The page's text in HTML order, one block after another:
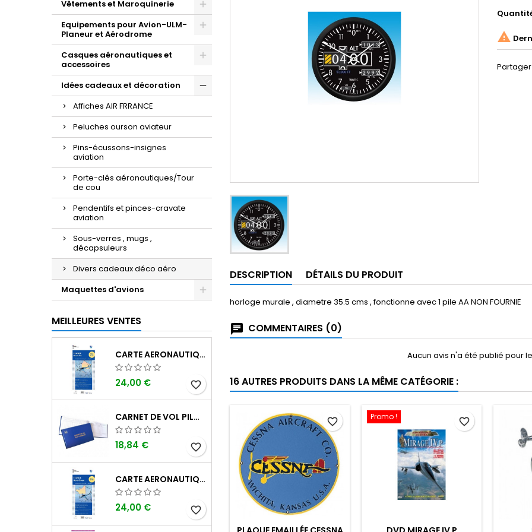
Vêtements et Maroquinerie
Equipements pour Avion-ULM-
Planeur et Aérodrome
Casques aéronautiques et
accessoires
Idées cadeaux et décoration
Affiches AIR FRRANCE
Peluches ourson aviateur
Pins-écussons-insignes
aviation
Porte-clés aéronautiques/Tour
de cou
Pendentifs et pinces-cravate
aviation
Sous-verres , mugs ,
décapsuleurs
Divers cadeaux déco aéro
Maquettes d'avions
MEILLEURES VENTES
CARTE AERONAUTIQUE OACI SIA FRANCE NORD EST 2026 AU 1/500 000
24,00 € favorite_border
CARNET DE VOL PILOTE EASA "AVIONS/HÉLICOPTÈRES" DGAC
18,84 € favorite_border
CARTE AERONAUTIQUE OACI SIA FRANCE NORD OUEST 2026 AU 1/500 000
24,00 € favorite_border

Partager
DESCRIPTION DÉTAILS DU PRODUIT
horloge murale , diametre 35.5 cms , fonctionne avec 1 pile AA NON FOURNIE
COMMENTAIRES (0)
Aucun avis n'a été publié pour
16 AUTRES PRODUITS DANS LA MÊME CATÉGORIE :
favorite_border Promo ! favorite_border